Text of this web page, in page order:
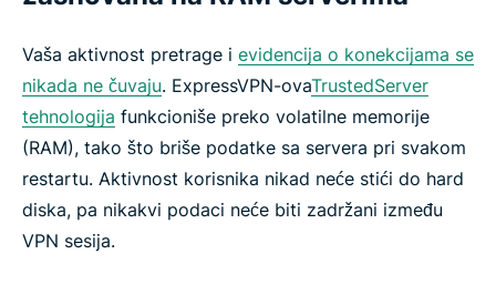
Identity Defender (samo za pretplatnike u SAD)
Automatizujte svoj VPN uz ExpressVPN MCP
Vaša aktivnost pretrage i evidencija o konekcijama se
nikada ne čuvaju. ExpressVPN-ovaTrustedServer
tehnologija funkcioniše preko volatilne memorije
(RAM), tako što briše podatke sa servera pri svakom
restartu. Aktivnost korisnika nikad neće stići do hard
diska, pa nikakvi podaci neće biti zadržani između
VPN sesija.